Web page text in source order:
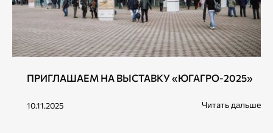
ПРИГЛАШАЕМ НА ВЫСТАВКУ «ЮГАГРО-2025»
10.11.2025 Читать дальше